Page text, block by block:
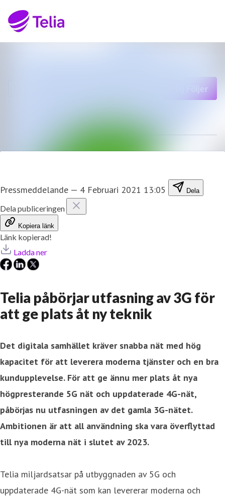
Kontakt
Följer
Pressmeddelande — 4 Februari 2021 13:05 Dela
Dela publiceringen
Kopiera länk
Länk kopierad!
Ladda ner
Telia påbörjar utfasning av 3G för
att ge plats åt ny teknik
Det digitala samhället kräver snabba nät med hög
kapacitet för att leverera moderna tjänster och en bra
kundupplevelse. För att ge ännu mer plats åt nya
högpresterande 5G nät och uppdaterade 4G-nät,
påbörjas nu utfasningen av det gamla 3G-nätet.
Ambitionen är att all användning ska vara överflyttad
till nya moderna nät i slutet av 2023.
Telia miljardsatsar på utbyggnaden av 5G och
uppdaterade 4G-nät som kan levererar moderna och